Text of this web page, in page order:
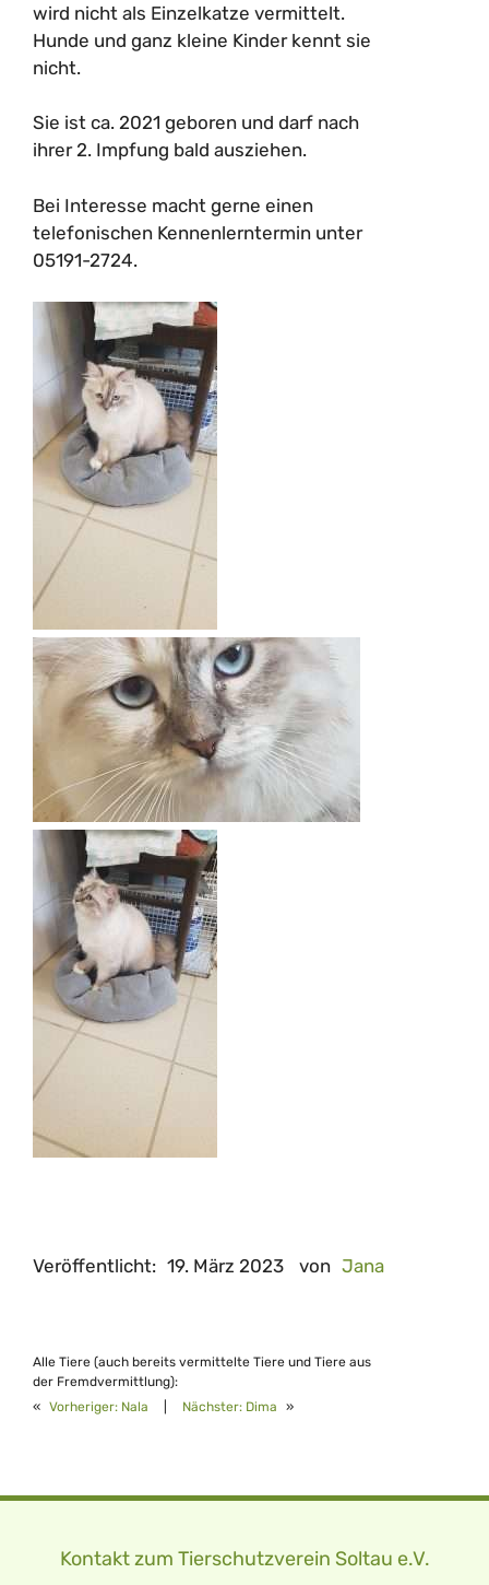
wird nicht als Einzelkatze vermittelt.
Hunde und ganz kleine Kinder kennt sie
nicht.
Sie ist ca. 2021 geboren und darf nach
ihrer 2. Impfung bald ausziehen.
Bei Interesse macht gerne einen
telefonischen Kennenlerntermin unter
05191-2724.
Veröffentlicht: 19. März 2023 von Jana
Alle Tiere (auch bereits vermittelte Tiere und Tiere aus
der Fremdvermittlung):
« Vorheriger: Nala Nächster: Dima »
Kontakt zum Tierschutzverein Soltau e.V.